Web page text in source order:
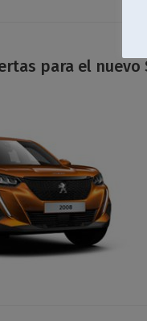
para el nuevo